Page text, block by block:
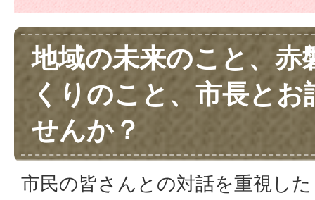
地域の未来のこと、赤
くりのこと、市長と
せんか？
市民の皆さんとの対話を重視し